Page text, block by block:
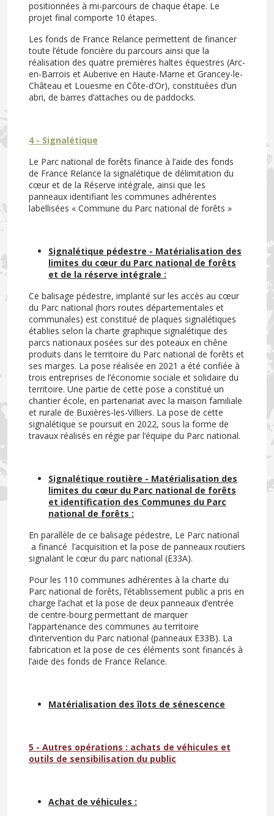
positionnées à mi-parcours de chaque étape. Le
projet final comporte 10 étapes.
Les fonds de France Relance permettent de financer
toute l’étude foncière du parcours ainsi que la
réalisation des quatre premières haltes équestres (Arc-
en-Barrois et Auberive en Haute-Marne et Grancey-le-
Château et Louesme en Côte-d’Or), constituées d’un
abri, de barres d’attaches ou de paddocks.
4 - Signalétique
Le Parc national de forêts finance à l’aide des fonds
de France Relance la signalétique de délimitation du
cœur et de la Réserve intégrale, ainsi que les
panneaux identifiant les communes adhérentes
labellisées « Commune du Parc national de forêts »
Signalétique pédestre - Matérialisation des
limites du cœur du Parc national de forêts
et de la réserve intégrale :
Ce balisage pédestre, implanté sur les accès au cœur
du Parc national (hors routes départementales et
communales) est constitué de plaques signalétiques
établies selon la charte graphique signalétique des
parcs nationaux posées sur des poteaux en chêne
produits dans le territoire du Parc national de forêts et
ses marges. La pose réalisée en 2021 a été confiée à
trois entreprises de l’économie sociale et solidaire du
territoire. Une partie de cette pose a constitué un
chantier école, en partenariat avec la maison familiale
et rurale de Buxières-les-Villiers. La pose de cette
signalétique se poursuit en 2022, sous la forme de
travaux réalisés en régie par l’équipe du Parc national.
Signalétique routière - Matérialisation des
limites du cœur du Parc national de forêts
et identification des Communes du Parc
national de forêts :
En parallèle de ce balisage pédestre, Le Parc national
a financé l’acquisition et la pose de panneaux routiers
signalant le cœur du parc national (E33A).
Pour les 110 communes adhérentes à la charte du
Parc national de forêts, l’établissement public a pris en
charge l’achat et la pose de deux panneaux d’entrée
de centre-bourg permettant de marquer
l’appartenance des communes au territoire
d’intervention du Parc national (panneaux E33B). La
fabrication et la pose de ces éléments sont financés à
l’aide des fonds de France Relance.
Matérialisation des îlots de sénescence
5 - Autres opérations : achats de véhicules et
outils de sensibilisation du public
Achat de véhicules :